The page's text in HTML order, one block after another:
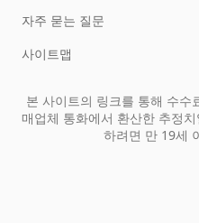
자주 묻는 질문
사이트맵
본 사이트의 링크를 통해 수수
매업체 통화에서 환산한 추정
하려면 만 19세